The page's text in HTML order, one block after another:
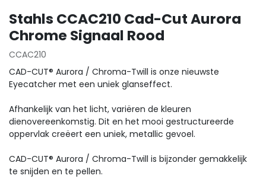
Stahls CCAC210 Cad-Cut Aurora
Chrome Signaal Rood
CCAC210
CAD-CUT® Aurora / Chroma-Twill is onze nieuwste
Eyecatcher met een uniek glanseffect.
Afhankelijk van het licht, variëren de kleuren
dienovereenkomstig. Dit en het mooi gestructureerde
oppervlak creëert een uniek, metallic gevoel.
CAD-CUT® Aurora / Chroma-Twill is bijzonder gemakkelijk
te snijden en te pellen.